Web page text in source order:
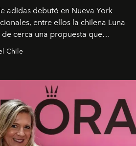
adidas debutó en Nueva York
entre ellos la chilena Luna
cerca una propuesta que
Chile